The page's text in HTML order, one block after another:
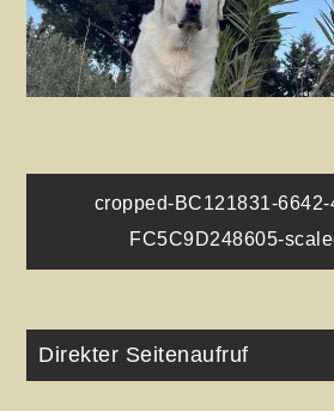
cropped-BC121831-
FC5C9D248605-
Direkter Seitenaufruf